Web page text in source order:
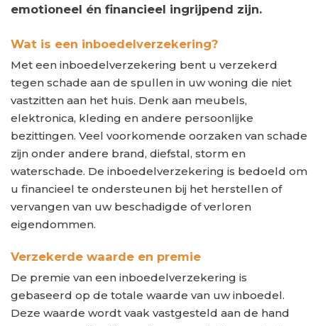
emotioneel én financieel ingrijpend zijn.
Wat is een inboedelverzekering?
Met een inboedelverzekering bent u verzekerd
tegen schade aan de spullen in uw woning die niet
vastzitten aan het huis. Denk aan meubels,
elektronica, kleding en andere persoonlijke
bezittingen. Veel voorkomende oorzaken van schade
zijn onder andere brand, diefstal, storm en
waterschade. De inboedelverzekering is bedoeld om
u financieel te ondersteunen bij het herstellen of
vervangen van uw beschadigde of verloren
eigendommen.
Verzekerde waarde en premie
De premie van een inboedelverzekering is
gebaseerd op de totale waarde van uw inboedel.
Deze waarde wordt vaak vastgesteld aan de hand